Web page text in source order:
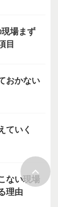
場まず
目
おかない
ていく
ない現場
理由